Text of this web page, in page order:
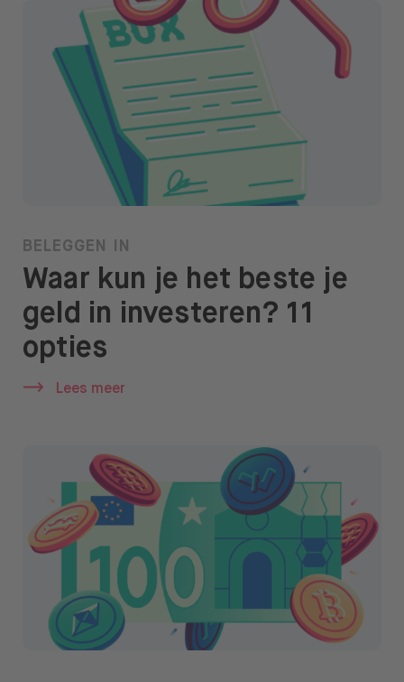
BELEGGEN IN
Waar kun je het beste je
geld in investeren? 11
opties
Lees meer